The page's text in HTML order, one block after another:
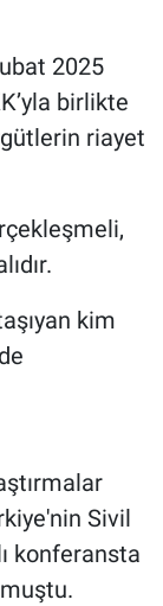
2025
birlikte
riayet
kim
Sivil
konferansta